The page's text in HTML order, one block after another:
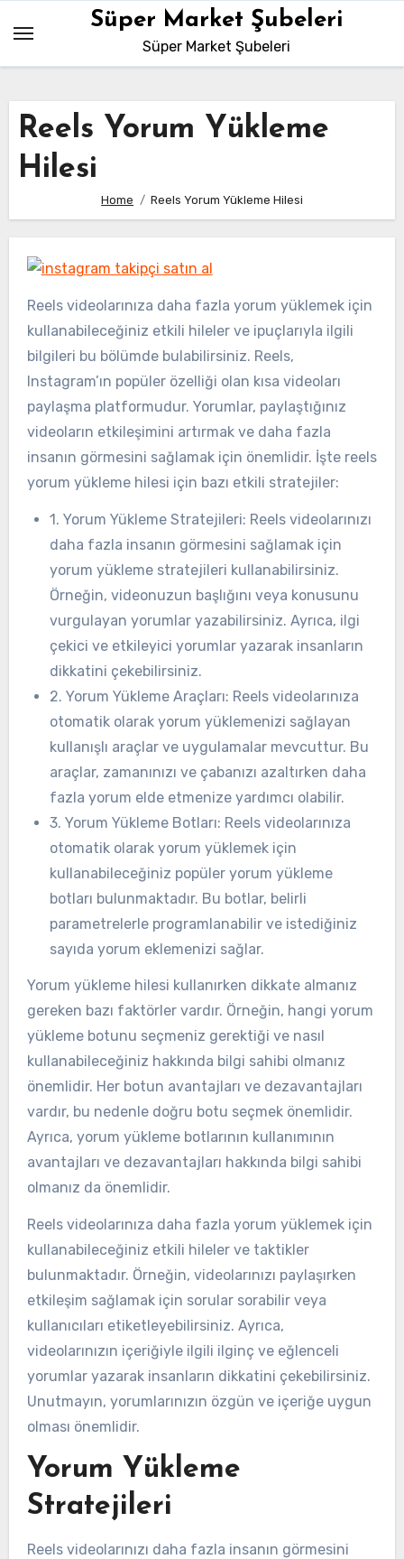
content
Süper Market Şubeleri
Süper Market Şubeleri
Reels Yorum Yükleme
Hilesi
Home Reels Yorum Yükleme Hilesi
Reels videolarınıza daha fazla yorum yüklemek için
kullanabileceğiniz etkili hileler ve ipuçlarıyla ilgili
bilgileri bu bölümde bulabilirsiniz. Reels,
Instagram’ın popüler özelliği olan kısa videoları
paylaşma platformudur. Yorumlar, paylaştığınız
videoların etkileşimini artırmak ve daha fazla
insanın görmesini sağlamak için önemlidir. İşte reels
yorum yükleme hilesi için bazı etkili stratejiler:
1. Yorum Yükleme Stratejileri: Reels videolarınızı
daha fazla insanın görmesini sağlamak için
yorum yükleme stratejileri kullanabilirsiniz.
Örneğin, videonuzun başlığını veya konusunu
vurgulayan yorumlar yazabilirsiniz. Ayrıca, ilgi
çekici ve etkileyici yorumlar yazarak insanların
dikkatini çekebilirsiniz.
2. Yorum Yükleme Araçları: Reels videolarınıza
otomatik olarak yorum yüklemenizi sağlayan
kullanışlı araçlar ve uygulamalar mevcuttur. Bu
araçlar, zamanınızı ve çabanızı azaltırken daha
fazla yorum elde etmenize yardımcı olabilir.
3. Yorum Yükleme Botları: Reels videolarınıza
otomatik olarak yorum yüklemek için
kullanabileceğiniz popüler yorum yükleme
botları bulunmaktadır. Bu botlar, belirli
parametrelerle programlanabilir ve istediğiniz
sayıda yorum eklemenizi sağlar.
Yorum yükleme hilesi kullanırken dikkate almanız
gereken bazı faktörler vardır. Örneğin, hangi yorum
yükleme botunu seçmeniz gerektiği ve nasıl
kullanabileceğiniz hakkında bilgi sahibi olmanız
önemlidir. Her botun avantajları ve dezavantajları
vardır, bu nedenle doğru botu seçmek önemlidir.
Ayrıca, yorum yükleme botlarının kullanımının
avantajları ve dezavantajları hakkında bilgi sahibi
olmanız da önemlidir.
Reels videolarınıza daha fazla yorum yüklemek için
kullanabileceğiniz etkili hileler ve taktikler
bulunmaktadır. Örneğin, videolarınızı paylaşırken
etkileşim sağlamak için sorular sorabilir veya
kullanıcıları etiketleyebilirsiniz. Ayrıca,
videolarınızın içeriğiyle ilgili ilginç ve eğlenceli
yorumlar yazarak insanların dikkatini çekebilirsiniz.
Unutmayın, yorumlarınızın özgün ve içeriğe uygun
olması önemlidir.
Yorum Yükleme
Stratejileri
Reels videolarınızı daha fazla insanın görmesini